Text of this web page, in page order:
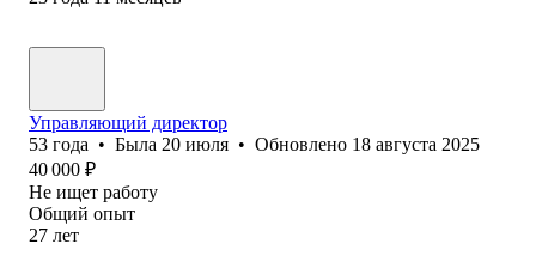
Управляющий директор
53 года • Была 20 июля • Обновлено 18 августа 2025
40 000 ₽
Не ищет работу
Общий опыт
27 лет